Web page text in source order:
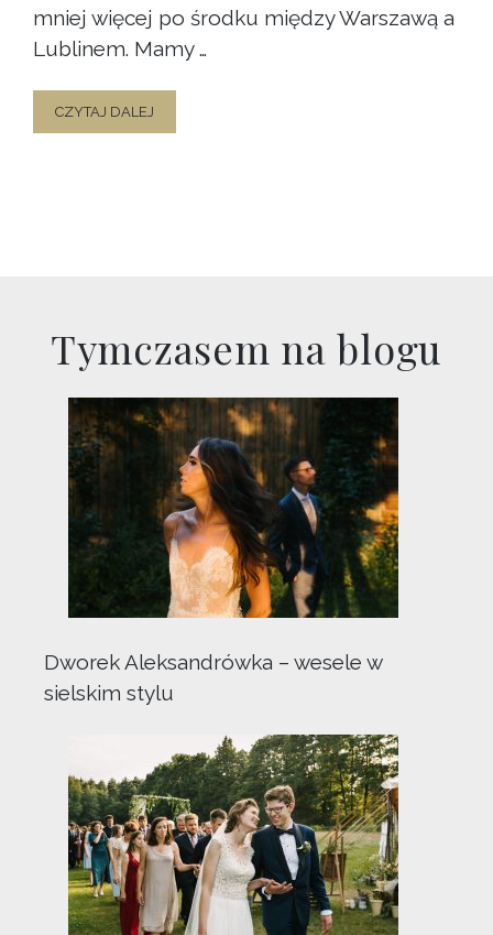
mniej więcej po środku między Warszawą a
Lublinem. Mamy …
CZYTAJ DALEJ
Tymczasem na blogu
Dworek Aleksandrówka – wesele w
sielskim stylu